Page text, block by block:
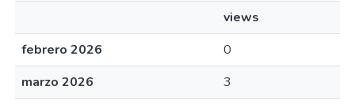
views
febrero 2026
0
marzo 2026
3